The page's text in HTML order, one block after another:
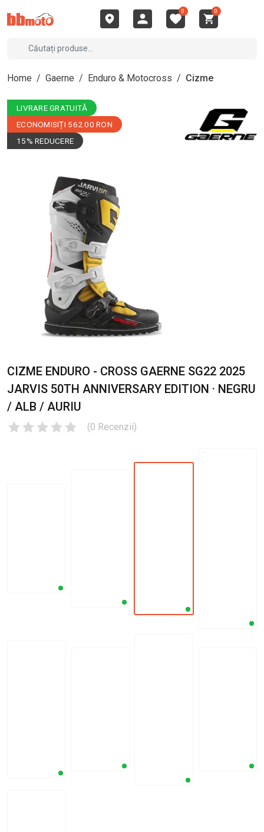
0 0
Home / Gaerne / Enduro & Motocross / Cizme
LIVRARE GRATUITĂ
ECONOMISIȚI 562.00 RON
15% REDUCERE
CIZME ENDURO - CROSS GAERNE SG22 2025
JARVIS 50TH ANNIVERSARY EDITION · NEGRU
/ ALB / AURIU
(0 Recenzii)